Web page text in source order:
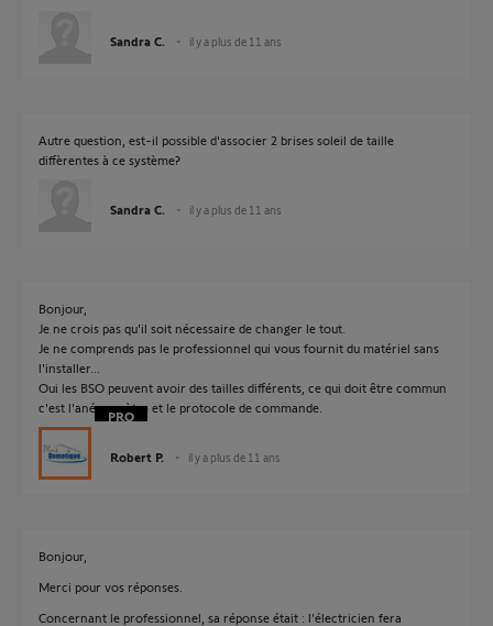
Sandra C. il y a plus de 11 ans
Autre question, est-il possible d'associer 2 brises soleil de taille
diffèrentes à ce système?
Sandra C. il y a plus de 11 ans
Bonjour,
Je ne crois pas qu'il soit nécessaire de changer le tout.
Je ne comprends pas le professionnel qui vous fournit du matériel sans
l'installer...
Oui les BSO peuvent avoir des tailles différents, ce qui doit être commun
c'est l'anémomètre et le protocole de commande.
Robert P. il y a plus de 11 ans
Bonjour,
Merci pour vos réponses.
Concernant le professionnel, sa réponse était : l'électricien fera